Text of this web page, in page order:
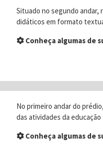
Situado no segundo andar,
didáticos em formato
Conheça algumas de
No primeiro andar do
das atividades da educação
Conheça algumas de